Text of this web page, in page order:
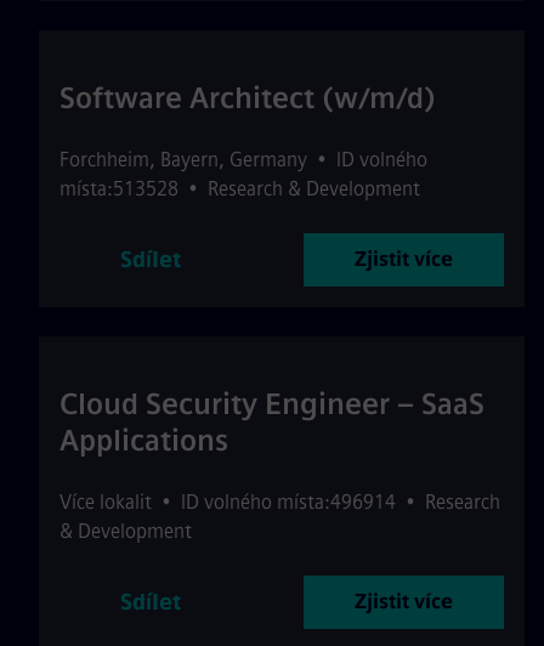
Software Architect (w/m/d)
Forchheim, Bayern, Germany • ID volného
místa:513528 • Research & Development
Sdílet Zjistit více
Cloud Security Engineer – SaaS
Applications
Více lokalit • ID volného místa:496914 • Research
& Development
Sdílet Zjistit více